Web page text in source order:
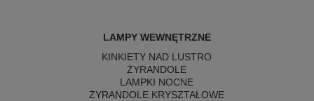
LAMPY WEWNĘTRZNE
KINKIETY NAD LUSTRO
ŻYRANDOLE
LAMPKI NOCNE
ŻYRANDOLE KRYSZTAŁOWE